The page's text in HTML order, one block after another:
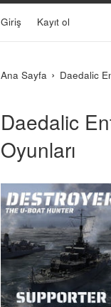
Giriş Kayıt ol
Ana Sayfa › Daedalic
Daedalic
Oyunları